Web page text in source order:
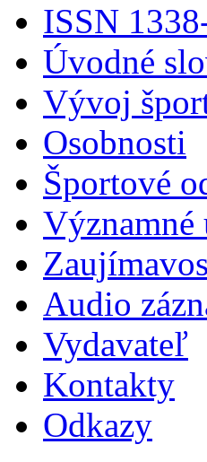
ISSN
Úvodné
Vývoj
Osobnosti
Športové
Významné
Audio
Vydavateľ
Kontakty
Odkazy